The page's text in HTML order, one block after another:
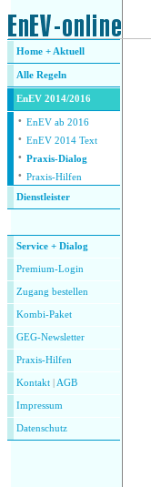
Home + Aktuell
Alle Regeln
EnEV 2014/2016
· EnEV ab 2016
· EnEV 2014 Text
· Praxis-Dialog
· Praxis-Hilfen
Dienstleister
Service + Dialog
Premium-Login
Zugang bestellen
Kombi-Paket
GEG-Newsletter
Praxis-Hilfen
Kontakt AGB
Impressum
Datenschutz